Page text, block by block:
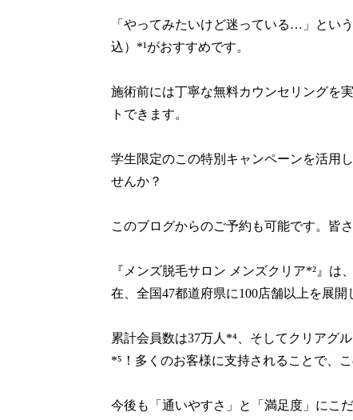
「やってみたいけど迷っている…」とい
込）*¹がおすすめです。
施術前には丁寧な無料カウンセリングを
トできます。
学生限定のこの特別キャンペーンを活用
せんか？
このブログからのご予約も可能です。皆
『メンズ脱毛サロン メンズクリア*²』は
在、全国47都道府県に100店舗以上を展開
累計会員数は37万人*⁴、そしてクリアグ
*⁵！多くのお客様に支持されることで、
今後も「通いやすさ」と「満足度」にこ